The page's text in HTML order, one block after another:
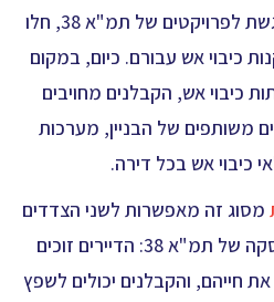
על מנת שיותר יזמים ירצו לגשת לפרויקטים של תמ"א 38, חלו
כיבוי אש עבורם. כיום, במקום
כיבוי אש, הקבלנים מחויבים
משותפים של הבניין, מערכות
כיבוי אש בכל דירה.
מסוג זה מאפשרות לשני הצדדים
להרוויח במידה ניכרת מהעסקה של תמ"א 38: הדיירים זוכים
את חייהם, והקבלנים יכולים לשפץ